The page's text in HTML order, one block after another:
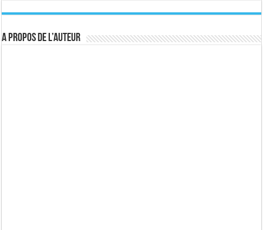
A propos de l’auteur